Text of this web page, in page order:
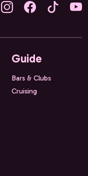
Guide
Bars & Clubs
Cruising